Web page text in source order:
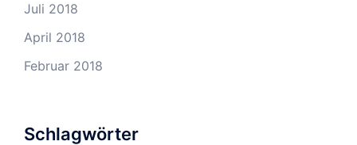
Juli 2018
April 2018
Februar 2018
Schlagwörter